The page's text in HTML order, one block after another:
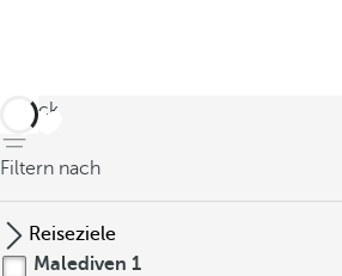
zurück
Filtern nach
Reiseziele
Malediven 1